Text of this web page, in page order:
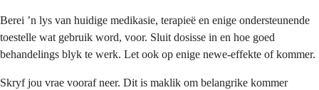
Berei ’n lys van huidige medikasie, terapieë en enige ondersteunende
toestelle wat gebruik word, voor. Sluit dosisse in en hoe goed
behandelings blyk te werk. Let ook op enige newe-effekte of kommer.
Skryf jou vrae vooraf neer. Dit is maklik om belangrike kommer